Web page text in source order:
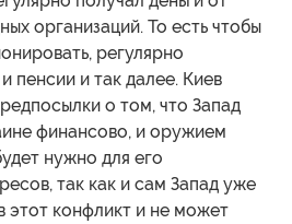
организаций. То есть чтобы
регулярно
пенсии и так далее. Киев
о том, что Запад
финансово, и оружием
нужно для его
так как и сам Запад уже
этот конфликт и не может